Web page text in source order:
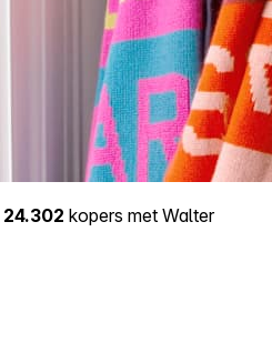
24.302 kopers met Walter